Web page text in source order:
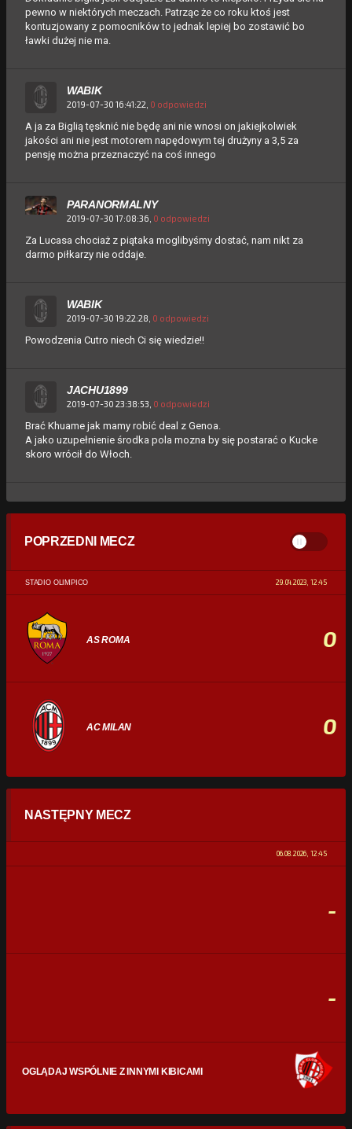
pewno w niektórych meczach. Patrząc że co roku ktoś jest
kontuzjowany z pomocników to jednak lepiej bo zostawić bo
ławki dużej nie ma.
WABIK
2019-07-30 16:41:22, 0 odpowiedzi
A ja za Biglią tęsknić nie będę ani nie wnosi on jakiejkolwiek
jakości ani nie jest motorem napędowym tej drużyny a 3,5 za
pensję można przeznaczyć na coś innego
PARANORMALNY
2019-07-30 17:08:36, 0 odpowiedzi
Za Lucasa chociaż z piątaka moglibyśmy dostać, nam nikt za
darmo piłkarzy nie oddaje.
WABIK
2019-07-30 19:22:28, 0 odpowiedzi
Powodzenia Cutro niech Ci się wiedzie!!
JACHU1899
2019-07-30 23:38:53, 0 odpowiedzi
Brać Khuame jak mamy robić deal z Genoa.
A jako uzupełnienie środka pola mozna by się postarać o Kucke
skoro wrócił do Włoch.
POPRZEDNI MECZ
STADIO OLIMPICO 29.04.2023, 12:45
AS ROMA 0
AC MILAN 0
STATYSTYKI
0% 100%
NASTĘPNY MECZ
06.08.2026, 12:45
-
-
OGLĄDAJ WSPÓLNIE Z INNYMI KIBICAMI